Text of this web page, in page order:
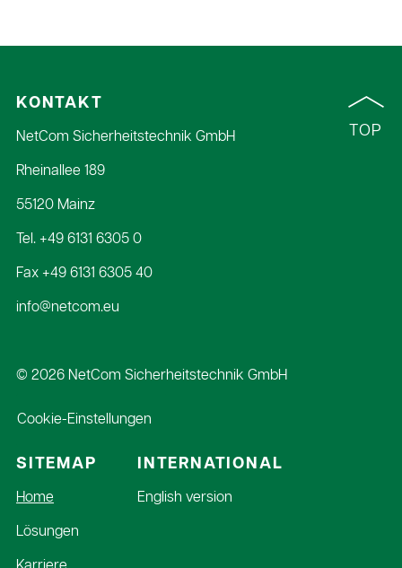
KONTAKT
NetCom Sicherheitstechnik GmbH
Rheinallee 189
55120 Mainz
Tel. +49 6131 6305 0
Fax +49 6131 6305 40
info@netcom.eu
© 2026 NetCom Sicherheitstechnik GmbH
Cookie-Einstellungen
SITEMAP
Navigation
überspringen
Home
Lösungen
INTERNATIONAL
English version
TOP